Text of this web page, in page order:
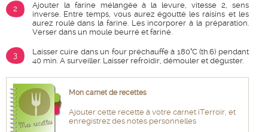
2
Ajouter la farine mélangée à la levure, vitesse 2, sens
inverse. Entre temps, vous aurez égoutté les raisins et les
aurez roulé dans la farine. Les incorporer à la préparation.
Verser dans un moule beurré et fariné.
3
Laisser cuire dans un four préchauffé à 180°C (th.6) pendant
40 min. A surveiller. Laisser refroidir, démouler et déguster.
Mon carnet de recettes
Ajouter cette recette à votre carnet iTerroir, et
enregistrez des notes personnelles